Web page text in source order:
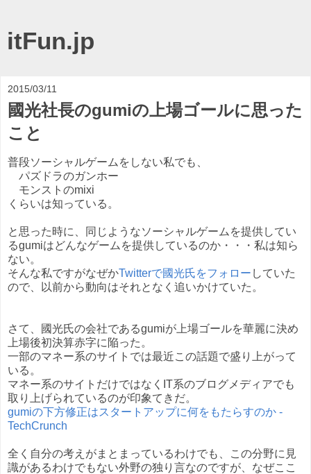
itFun.jp
2015/03/11
國光社長のgumiの上場ゴールに思った
こと
普段ソーシャルゲームをしない私でも、
パズドラのガンホー
モンストのmixi
くらいは知っている。
と思った時に、同じようなソーシャルゲームを提供してい
るgumiはどんなゲームを提供しているのか・・・私は知ら
ない。
そんな私ですがなぜかTwitterで國光氏をフォロー していた
ので、以前から動向はそれとなく追いかけていた。
さて、國光氏の会社であるgumiが上場ゴールを華麗に決め
上場後初決算赤字に陥った。
一部のマネー系のサイトでは最近この話題で盛り上がって
いる。
マネー系のサイトだけではなくIT系のブログメディアでも
取り上げられているのが印象てきだ。
gumiの下方修正はスタートアップに何をもたらすのか -
TechCrunch
全く自分の考えがまとまっているわけでも、この分野に見
識があるわけでもない外野の独り言なのですが、なぜここ